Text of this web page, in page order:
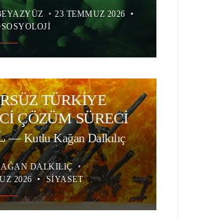
• 23 TEMMUZ 2026 •
SOSYOLOJI
TÜRKİYE
ÇÖZÜM SÜRECİ
—Kutlu Kağan Dalkılıç
DALKILIÇ •
2026 • SIYASET